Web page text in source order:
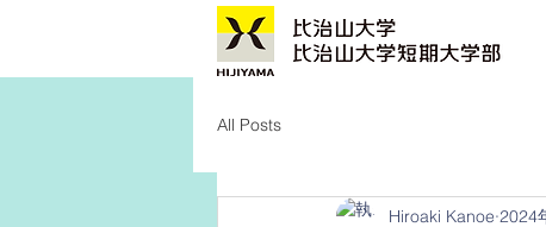
All Posts
Hiroaki Kanoe 2024